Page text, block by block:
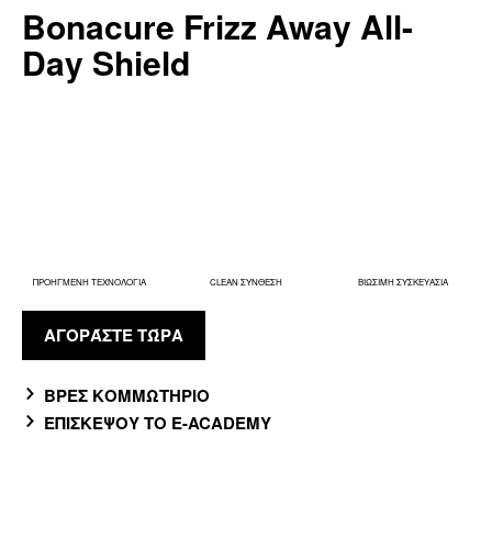
Bonacure Frizz Away All-
Day Shield
ΠΡΟΗΓΜΕΝΗ ΤΕΧΝΟΛΟΓΙΑ CLEAN ΣΥΝΘΕΣΗ ΒΙΩΣΙΜΗ ΣΥΣΚΕΥΑΣΙΑ
ΑΓΟΡΆΣΤΕ ΤΏΡΑ
ΒΡΕΣ ΚΟΜΜΩΤΗΡΙΟ
ΕΠΙΣΚΕΨΟΥ ΤΟ E-ACADEMY